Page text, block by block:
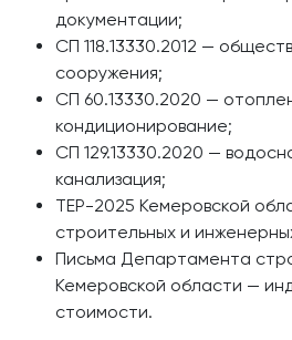
документации;
СП 118.13330.2012 —
сооружения;
СП 60.13330.2020 —
кондиционирование;
СП 129.13330.2020 —
канализация;
ТЕР-2025 Кемеровской
строительных и
Письма Департамента
Кемеровской области —
стоимости.